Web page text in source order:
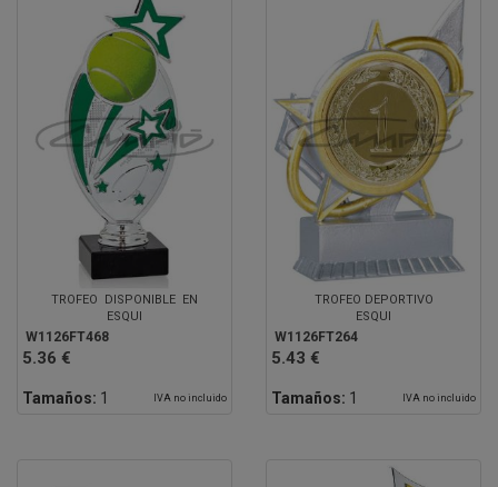
TROFEO DISPONIBLE EN
ESQUI
W1126FT468
5.36 €
Tamaños: 1 IVA no incluido
TROFEO DEPORTIVO
ESQUI
W1126FT264
5.43 €
Tamaños: 1 IVA no incluido